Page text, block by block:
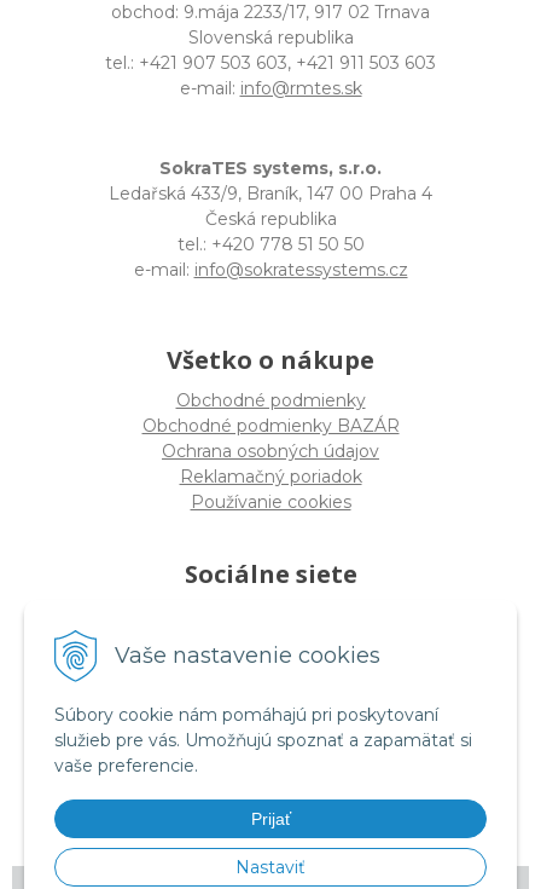
Vaše nastavenie cookies
Súbory cookie nám pomáhajú pri poskytovaní
služieb pre vás. Umožňujú spoznať a zapamätať si
vaše preferencie.
Prijať
Nastaviť
obchod: 9.mája 2233/17, 917 02 Trnava
Slovenská republika
tel.: +421 907 503 603, +421 911 503 603
e-mail: info@rmtes.sk
SokraTES systems, s.r.o.
Ledařská 433/9, Braník, 147 00 Praha 4
Česká republika
tel.: +420 778 51 50 50
e-mail: info@sokratessystems.cz
Všetko o nákupe
Obchodné podmienky
Obchodné podmienky BAZÁR
Ochrana osobných údajov
Reklamačný poriadok
Používanie cookies
Sociálne siete
instagram.com/rmtes_sk